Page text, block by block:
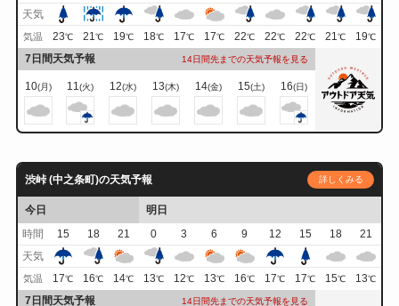
天気
気温 23℃ 21℃ 19℃ 18℃ 17℃ 17℃ 22℃ 22℃ 22℃ 21℃ 19℃
7日間天気予報 14日間先までの天気予報を見る
10(月) 11(火) 12(水) 13(木) 14(金) 15(土) 16(日)
渋峠 (中之条町)の天気予報 詳しくみる
今日
明日
時間
15 18 21 0 3 6 9 12 15 18
21
天気
気温 17℃ 16℃ 14℃ 13℃ 12℃ 13℃ 16℃ 17℃ 17℃ 15℃ 13℃
7日間天気予報 14日間先までの天気予報を見る